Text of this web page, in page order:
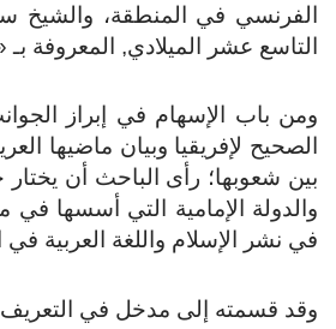
الفرنسي في المنطقة، والشيخ
التاسع عشر الميلادي, المعروفة بـ
ومن باب الإسهام في إبراز
الصحيح لإفريقيا وبيان ماضيها
بين شعوبها؛ رأى الباحث أن
والدولة الإمامية التي أسسها
في نشر الإسلام واللغة العربية
وقد قسمته إلى مدخل في التعريف